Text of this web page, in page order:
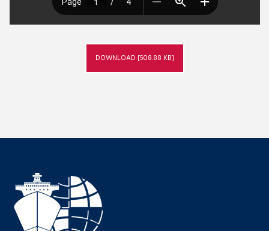
DOWNLOAD [508.88 KB]